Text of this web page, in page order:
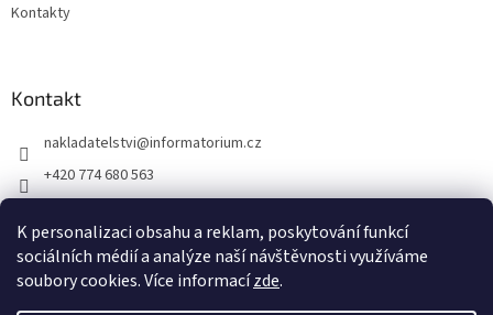
K personalizaci obsahu a reklam, poskytování funkcí
sociálních médií a analýze naší návštěvnosti využíváme
soubory cookies. Více informacízde.
Kontakty
Kontakt
nakladatelstvi@informatorium.cz
+420 774 680 563
informatorium/